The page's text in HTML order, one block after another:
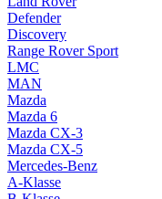
Defender
Discovery
Range Rover Sport
LMC
MAN
Mazda
Mazda 6
Mazda CX-3
Mazda CX-5
Mercedes-Benz
A-Klasse